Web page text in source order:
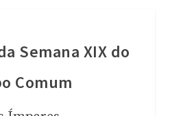
Semana XIX do
Comum